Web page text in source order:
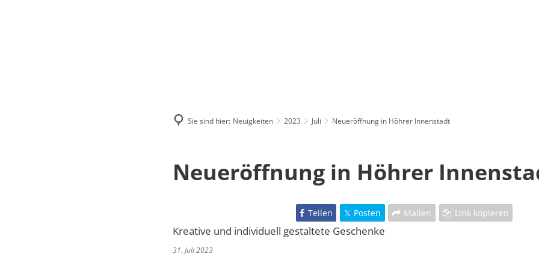
Sie sind hier: Neuigkeiten 2023 Juli Neueröffnung in Höhrer Innenstadt
Neueröffnung in Höhrer
Teilen Posten Mailen Link kopieren
Kreative und individuell gestaltete Geschenke
31. Juli 2023